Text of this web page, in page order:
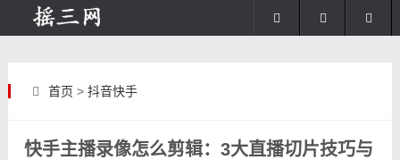
首页 > 抖音快手
快手主播录像怎么剪辑：3大直播切片技巧与